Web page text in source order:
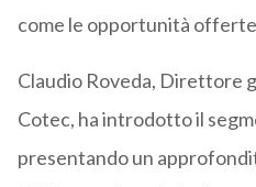
come le opportunità
Claudio Roveda, Direttore
Cotec, ha introdotto il
presentando un